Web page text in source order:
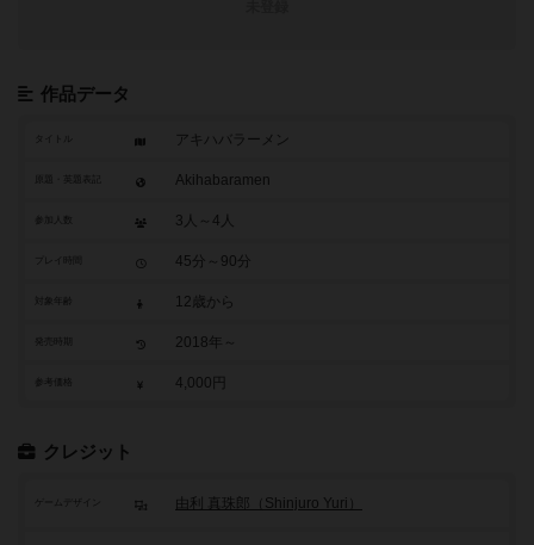
作品データ
タイトル アキハバラーメン
Akihabaramen
参加人数 3人～4人
45分～90分
12歳から
2018年～
参考価格 4,000円
クレジット
ゲームデザイン 由利 真珠郎（Shinjuro Yuri）